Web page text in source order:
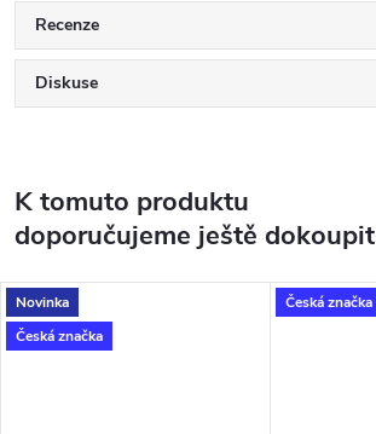
Recenze
Diskuse
K tomuto produktu
doporučujeme ještě dokoupit
Novinka
Česká značka
Česká značka